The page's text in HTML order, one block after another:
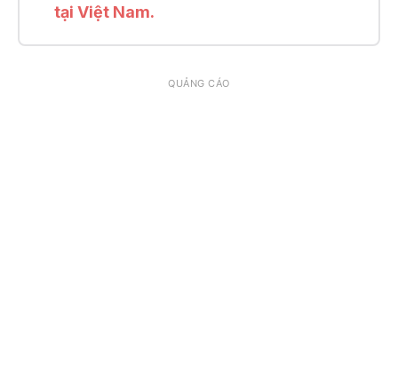
tại Việt Nam.
QUẢNG CÁO